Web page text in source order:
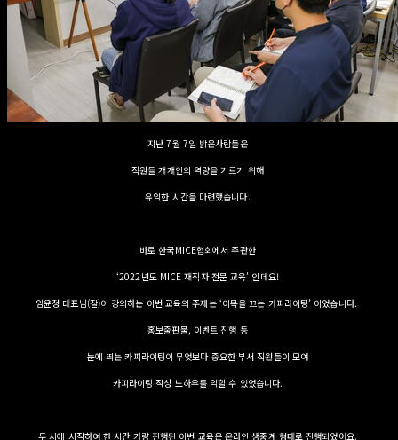
지난 7월 7일 밝은사람들은
직원들 개개인의 역량을 기르기 위해
유익한 시간을 마련했습니다.
바로 한국MICE협회에서 주관한
‘2022년도 MICE 재직자 전문 교육’ 인데요!
임윤정 대표님(잘)이 강의하는 이번 교육의 주제는 ‘이목을 끄는 카피라이팅’ 이었습니다.
홍보출판물, 이벤트 진행 등
눈에 띄는 카피라이팅이 무엇보다 중요한 부서 직원들이 모여
카피라이팅 작성 노하우를 익힐 수 있었습니다.
두 시에 시작하여 한 시간 가량 진행된 이번 교육은 온라인 생중계 형태로 진행되었어요.